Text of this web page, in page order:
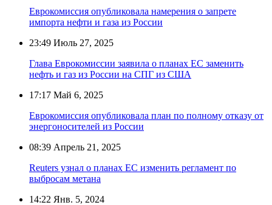
Еврокомиссия опубликовала намерения о запрете
импорта нефти и газа из России
23:49 Июль 27, 2025
Глава Еврокомиссии заявила о планах ЕС заменить
нефть и газ из России на СПГ из США
17:17 Май 6, 2025
Еврокомиссия опубликовала план по полному отказу от
энергоносителей из России
08:39 Апрель 21, 2025
Reuters узнал о планах ЕС изменить регламент по
выбросам метана
14:22 Янв. 5, 2024